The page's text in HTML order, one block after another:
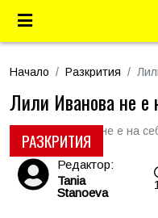
Начало Разкрития
РАЗКРИТИЯ
Лили Иванова не е
Редактор:
Tania
Stanoeva